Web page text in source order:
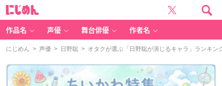
作品名 声優 舞台俳優 作者名
にじめん > 声優 > 日野聡 > オタクが選ぶ「日野聡が演じるキャラ」ランキ